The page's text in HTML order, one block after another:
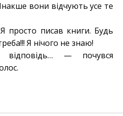
вони відчують усе те
просто писав книги. Будь
Я нічого не знаю!
— почувся